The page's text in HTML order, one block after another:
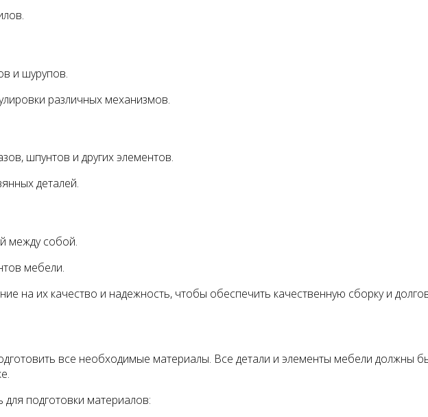
и шурупов.
различных механизмов.
шпунтов и других элементов.
деталей.
между собой.
мебели.
на их качество и надежность, чтобы обеспечить качественную сборку и
все необходимые материалы. Все детали и элементы мебели должны
подготовки материалов: